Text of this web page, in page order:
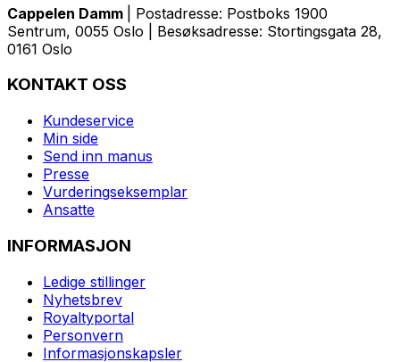
Cappelen Damm
| Postadresse: Postboks 1900
Sentrum, 0055 Oslo | Besøksadresse: Stortingsgata 28,
0161 Oslo
KONTAKT OSS
Kundeservice
Min side
Send inn manus
Presse
Vurderingseksemplar
Ansatte
INFORMASJON
Ledige stillinger
Nyhetsbrev
Royaltyportal
Personvern
Informasjonskapsler